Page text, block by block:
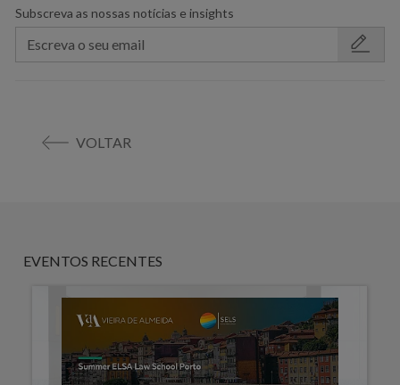
Subscreva as nossas notícias e insights
VOLTAR
EVENTOS RECENTES